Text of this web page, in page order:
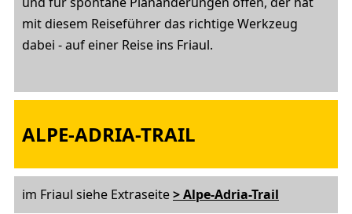
mit diesem Reiseführer das richtige Werkzeug
dabei - auf einer Reise ins Friaul.
ALPE-ADRIA-TRAIL
im Friaul siehe Extraseite> Alpe-Adria-Trail